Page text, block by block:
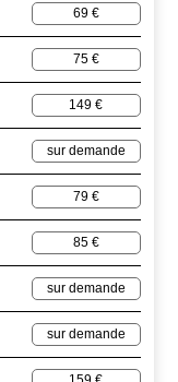
69 €
75 €
149 €
sur demande
79 €
85 €
sur demande
sur demande